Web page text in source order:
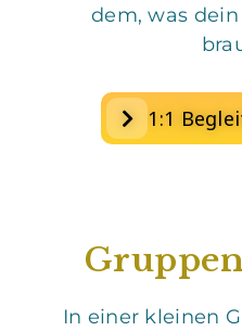
dem, was
1:1
In einer kleinen